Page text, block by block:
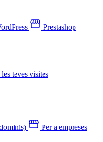
Prestashop
teves visites
Per a empreses